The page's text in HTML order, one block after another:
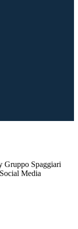
Gruppo Spaggiari
Media